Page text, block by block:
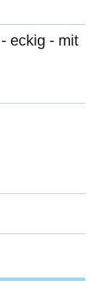
eckig - mit